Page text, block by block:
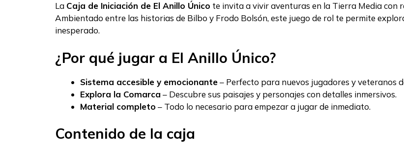
La Caja de Iniciación de El Anillo Único te invita a vivir aventuras en la Tierra Media con
Ambientado entre las historias de Bilbo y Frodo Bolsón, este juego de rol te permite
inesperado.
¿Por qué jugar a El Anillo Único?
Sistema accesible y emocionante– Perfecto para nuevos jugadores y veteranos
Explora la Comarca – Descubre sus paisajes y personajes con detalles inmersivos.
Material completo – Todo lo necesario para empezar a jugar de inmediato.
Contenido de la caja